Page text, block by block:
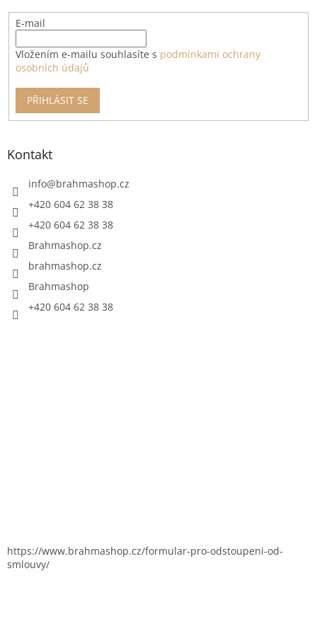
E-mail
Vložením e-mailu souhlasíte s podmínkami ochrany
osobních údajů
PŘIHLÁSIT SE
Kontakt
info@brahmashop.cz
+420 604 62 38 38
+420 604 62 38 38
Brahmashop.cz
brahmashop.cz
Brahmashop
+420 604 62 38 38
https://www.brahmashop.cz/formular-pro-odstoupeni-od-
smlouvy/